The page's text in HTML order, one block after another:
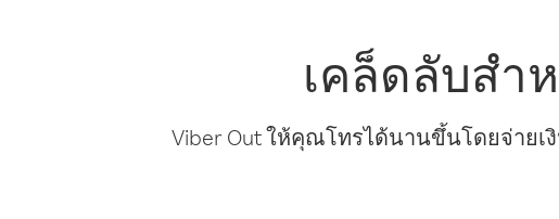
เคล็ดลับสำ
Viber Out ให้คุณโทรได้นานขึ้นโดยจ่าย